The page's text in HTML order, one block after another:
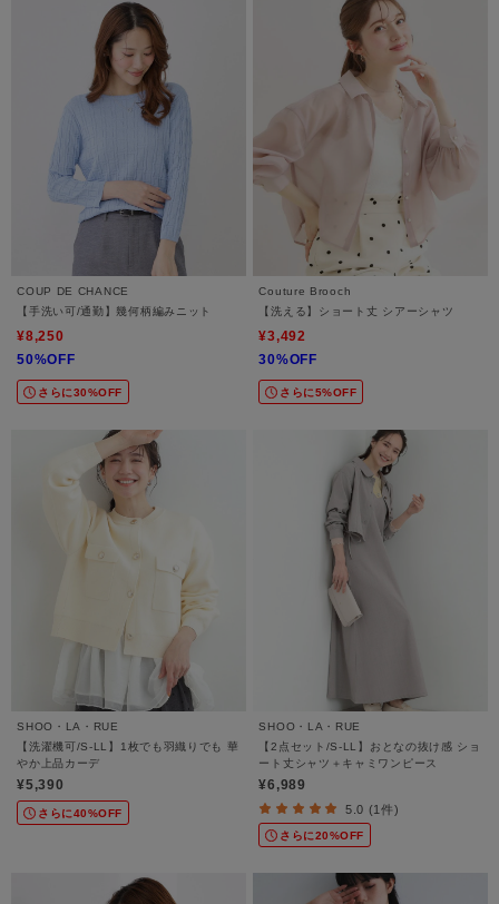
COUP DE CHANCE
【手洗い可/通勤】幾何柄編みニット
¥8,250
50%OFF
さらに30%OFF
Couture Brooch
【洗える】ショート丈 シアーシャツ
¥3,492
30%OFF
さらに5%OFF
SHOO・LA・RUE
【洗濯機可/S-LL】1枚でも羽織りでも 華
やか上品カーデ
¥5,390
さらに40%OFF
SHOO・LA・RUE
【2点セット/S-LL】おとなの抜け感 ショ
ート丈シャツ＋キャミワンピース
¥6,989
5.0 (1件)
さらに20%OFF